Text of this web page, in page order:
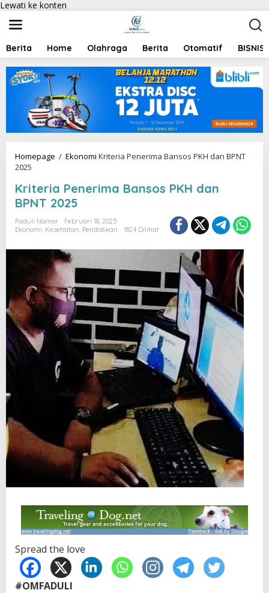
Lewati ke konten
Berita Home Olahraga Berita Otomatif BISNIS
Homepage / Ekonomi Kriteria Penerima Bansos PKH dan BPNT
2025
Kriteria Penerima Bansos PKH dan
BPNT 2025
Faduli Nomor
Februari 18, 2025
Ekonomi, Kesehatan, Pendidikan 1824 Dilihat
Spread the love
#OMFADULI